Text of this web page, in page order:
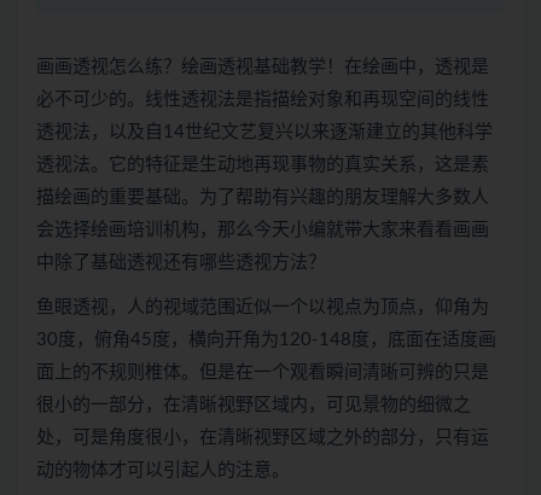
画画透视怎么练？绘画透视基础教学！在绘画中，透视是
必不可少的。线性透视法是指描绘对象和再现空间的线性
透视法，以及自14世纪文艺复兴以来逐渐建立的其他科学
透视法。它的特征是生动地再现事物的真实关系，这是素
描绘画的重要基础。为了帮助有兴趣的朋友理解大多数人
会选择绘画培训机构，那么今天小编就带大家来看看画画
中除了基础透视还有哪些透视方法？
鱼眼透视，人的视域范围近似一个以视点为顶点，仰角为
30度，俯角45度，横向开角为120-148度，底面在适度画
面上的不规则椎体。但是在一个观看瞬间清晰可辨的只是
很小的一部分，在清晰视野区域内，可见景物的细微之
处，可是角度很小，在清晰视野区域之外的部分，只有运
动的物体才可以引起人的注意。